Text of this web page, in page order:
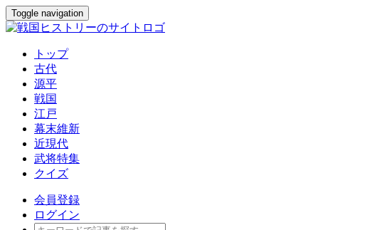
Toggle navigation
トップ
古代
源平
戦国
江戸
幕末維新
近現代
武将特集
クイズ
会員登録
ログイン